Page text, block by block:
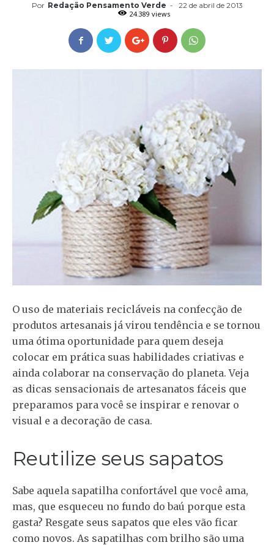
Por Redação Pensamento Verde -
22 de abril de 2013
24.389 views
O uso de materiais recicláveis na confecção de
produtos artesanais já virou tendência e se tornou
uma ótima oportunidade para quem deseja
colocar em prática suas habilidades criativas e
ainda colaborar na conservação do planeta. Veja
as dicas sensacionais de artesanatos fáceis que
preparamos para você se inspirar e renovar o
visual e a decoração de casa.
Reutilize seus sapatos
Sabe aquela sapatilha confortável que você ama,
mas, que esqueceu no fundo do baú porque esta
gasta? Resgate seus sapatos que eles vão ficar
como novos. As sapatilhas com brilho são uma